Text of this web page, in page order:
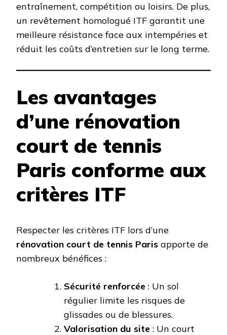
entraînement, compétition ou loisirs. De plus,
un revêtement homologué ITF garantit une
meilleure résistance face aux intempéries et
réduit les coûts d’entretien sur le long terme.
Les avantages
d’une rénovation
court de tennis
Paris conforme aux
critères ITF
Respecter les critères ITF lors d’une
rénovation court de tennis Paris apporte de
nombreux bénéfices :
Sécurité renforcée : Un sol
régulier limite les risques de
glissades ou de blessures.
Valorisation du site : Un court